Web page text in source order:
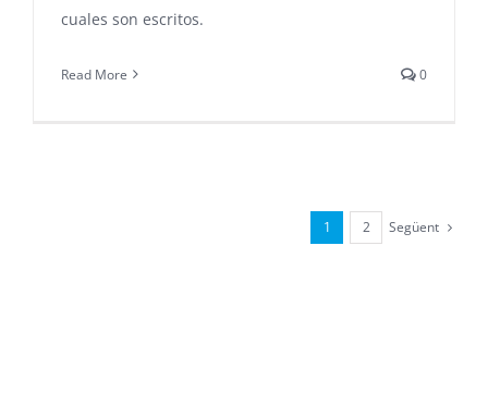
cuales son escritos.
Read More 0
1 2 Següent